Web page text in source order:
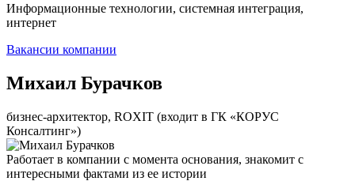
Информационные технологии, системная интеграция,
интернет
Вакансии компании
Михаил Бурачков
бизнес-архитектор, ROXIT (входит в ГК «КОРУС
Консалтинг»)
Работает в компании с момента основания, знакомит с
интересными фактами из ее истории